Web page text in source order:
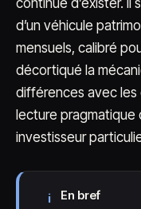
continue d’exister. Il
d’un véhicule
mensuels, calibré
décortiqué la
différences avec
lecture
investisseur
i En bref